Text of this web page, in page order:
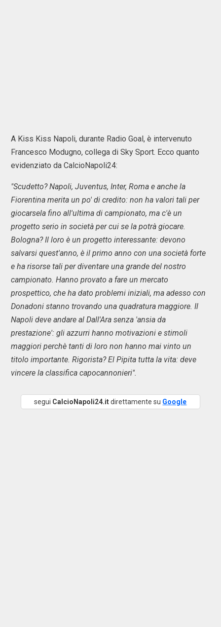
A Kiss Kiss Napoli, durante Radio Goal, è intervenuto
Francesco Modugno, collega di Sky Sport. Ecco quanto
evidenziato da CalcioNapoli24:
"Scudetto? Napoli, Juventus, Inter, Roma e anche la
Fiorentina merita un po' di credito: non ha valori tali per
giocarsela fino all'ultima di campionato, ma c'è un
progetto serio in società per cui se la potrà giocare.
Bologna? Il loro è un progetto interessante: devono
salvarsi quest'anno, è il primo anno con una società forte
e ha risorse tali per diventare una grande del nostro
campionato. Hanno provato a fare un mercato
prospettico, che ha dato problemi iniziali, ma adesso con
Donadoni stanno trovando una quadratura maggiore. Il
Napoli deve andare al Dall'Ara senza 'ansia da
prestazione': gli azzurri hanno motivazioni e stimoli
maggiori perchè tanti di loro non hanno mai vinto un
titolo importante. Rigorista? El Pipita tutta la vita: deve
vincere la classifica capocannonieri".
segui CalcioNapoli24.itdirettamente su Google